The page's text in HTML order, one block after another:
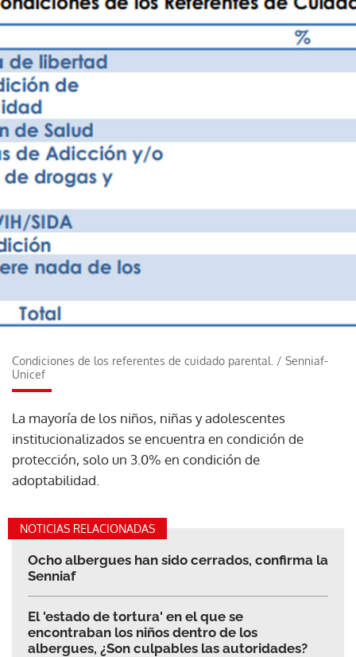
Condiciones de los referentes de cuidado parental. / Senniaf-
Unicef
La mayoría de los niños, niñas y adolescentes
institucionalizados se encuentra en condición de
protección, solo un 3.0% en condición de
adoptabilidad.
NOTICIAS RELACIONADAS
Ocho albergues han sido cerrados, confirma la
Senniaf
El 'estado de tortura' en el que se
encontraban los niños dentro de los
albergues, ¿Son culpables las autoridades?